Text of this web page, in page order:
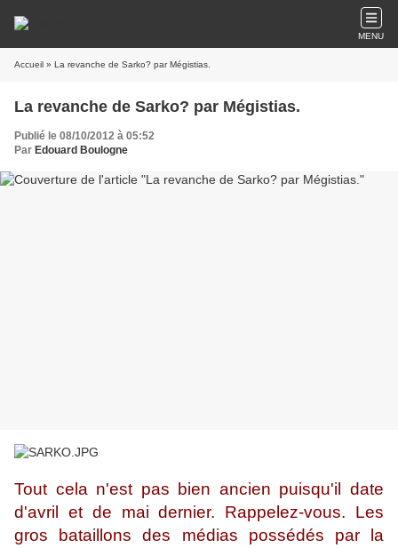
MENU
Accueil » La revanche de Sarko? par Mégistias.
La revanche de Sarko? par Mégistias.
Publié le 08/10/2012 à 05:52
Par Edouard Boulogne
Tout cela n'est pas bien ancien puisqu'il date
d'avril et de mai dernier. Rappelez-vous. Les
gros bataillons des médias possédés par la